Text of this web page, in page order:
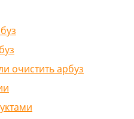
очистить арбуз